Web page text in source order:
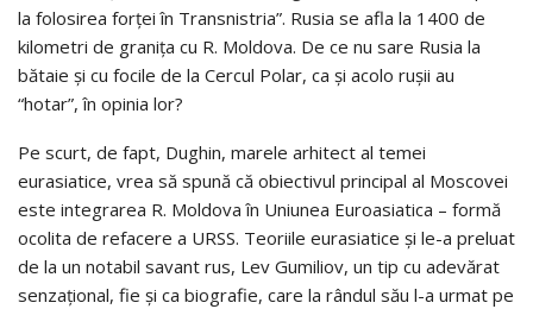
la folosirea forţei în Transnistria”. Rusia se afla la 1400 de
kilometri de graniţa cu R. Moldova. De ce nu sare Rusia la
bătaie şi cu focile de la Cercul Polar, ca şi acolo ruşii au
“hotar”, în opinia lor?
Pe scurt, de fapt, Dughin, marele arhitect al temei
eurasiatice, vrea să spună că obiectivul principal al Moscovei
este integrarea R. Moldova în Uniunea Euroasiatica – formă
ocolita de refacere a URSS. Teoriile eurasiatice şi le-a preluat
de la un notabil savant rus, Lev Gumiliov, un tip cu adevărat
senzaţional, fie şi ca biografie, care la rândul său l-a urmat pe